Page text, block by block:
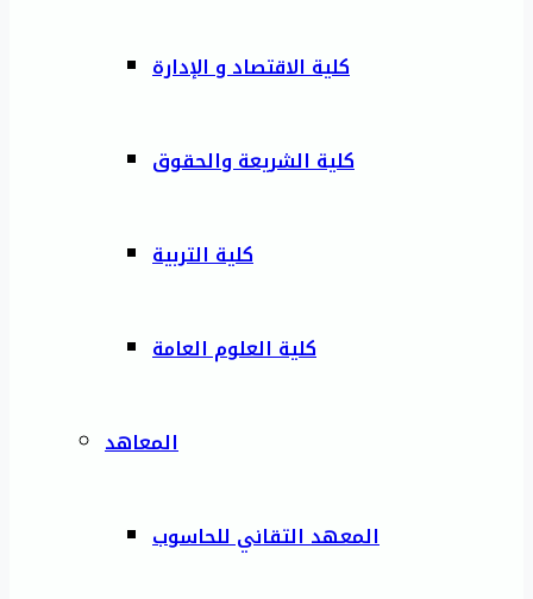
كلية الاقتصاد و الإدارة
كلية الشريعة والحقوق
كلية التربية
كلية العلوم العامة
المعاهد
المعهد التقاني للحاسوب